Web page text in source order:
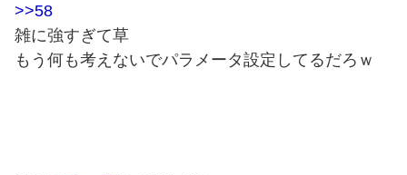
>>58
雑に強すぎて草
もう何も考えないでパラメータ設定してるだろｗ